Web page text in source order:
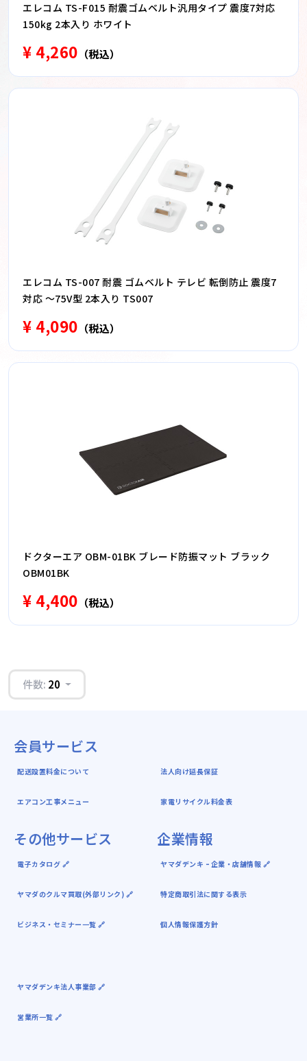
エレコム TS-F015 耐震ゴムベルト汎用タイプ 震度7対応
150kg 2本入り ホワイト
¥ 4,260 （税込）
エレコム TS-007 耐震 ゴムベルト テレビ 転倒防止 震度7
対応 〜75V型 2本入り TS007
¥ 4,090 （税込）
ドクターエア OBM-01BK ブレード防振マット ブラック
OBM01BK
¥ 4,400 （税込）
件数: 20
会員サービス
配送設置料金について
エアコン工事メニュー
法人向け延長保証
家電リサイクル料金表
その他サービス
電子カタログ 🔗
ヤマダのクルマ買取(外部リンク) 🔗
ビジネス・セミナー一覧 🔗
企業情報
ヤマダデンキ ｰ 企業・店舗情報 🔗
特定商取引法に関する表示
個人情報保護方針
ヤマダデンキ法人事業部 🔗
営業所一覧 🔗